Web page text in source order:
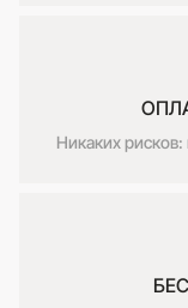
Никаких